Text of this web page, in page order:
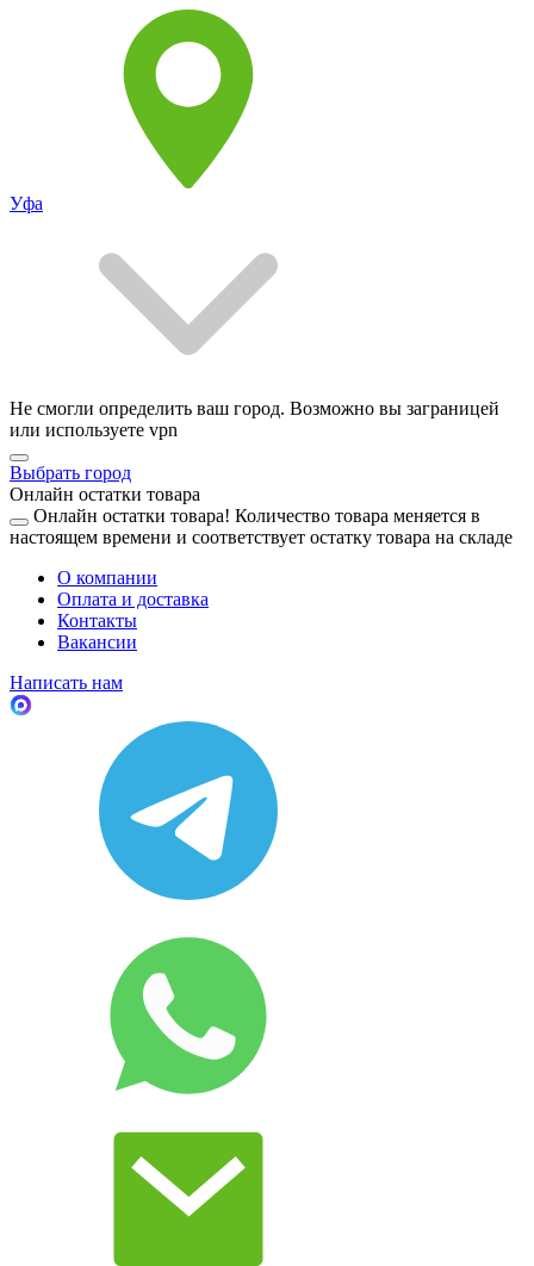
Уфа
Не смогли определить ваш город. Возможно вы заграницей
или используете vpn
Выбрать город
Онлайн остатки товара
Онлайн остатки товара! Количество товара меняется в
настоящем времени и соответствует остатку товара на складе
О компании
Оплата и доставка
Контакты
Вакансии
Написать нам